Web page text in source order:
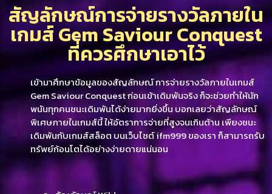
สัญลักษณ์การจ่ายรางวัลภายใน
เกมส์ Gem Saviour Conquest
ที่ควรศึกษาเอาไว้
เข้ามาศึกษาข้อมูลของสัญลักษณ์ การจ่ายรางวัลภายในเกมส์
Gem Saviour Conquest ก่อนเข้าเดิมพันจริง ก็จะช่วยทำให้นัก
พนันทุกคนชนะเดิมพันได้ง่ายมากยิ่งขึ้น บอกเลยว่าสัญลักษณ์
พิเศษภายในเกมส์นี้ ให้อัตราการจ่ายที่สูงจนเกินต้าน เพียงชนะ
เดิมพันกับเกมส์สล็อต บนเว็บไซต์ ifm999 ของเรา ก็สามารถรับ
ทรัพย์ก้อนโตได้อย่างง่ายดายแน่นอน